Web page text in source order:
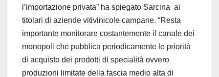
l’importazione privata” ha spiegato Sarcina ai
titolari di aziende vitivinicole campane. “Resta
importante monitorare costantemente il canale dei
monopoli che pubblica periodicamente le priorità
di acquisto dei prodotti di specialità ovvero
produzioni limitate della fascia medio alta di